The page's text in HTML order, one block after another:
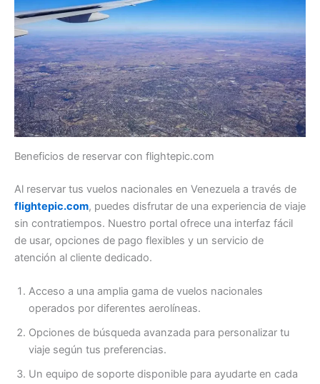
Beneficios de reservar con flightepic.com
Al reservar tus vuelos nacionales en Venezuela a través de
flightepic.com, puedes disfrutar de una experiencia de viaje
sin contratiempos. Nuestro portal ofrece una interfaz fácil
de usar, opciones de pago flexibles y un servicio de
atención al cliente dedicado.
Acceso a una amplia gama de vuelos nacionales
operados por diferentes aerolíneas.
Opciones de búsqueda avanzada para personalizar tu
viaje según tus preferencias.
Un equipo de soporte disponible para ayudarte en cada